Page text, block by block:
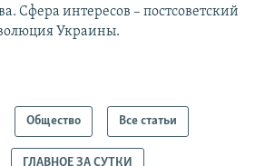
Сфера интересов – постсоветский
Украины.
Общество Все статьи
ГЛАВНОЕ ЗА СУТКИ